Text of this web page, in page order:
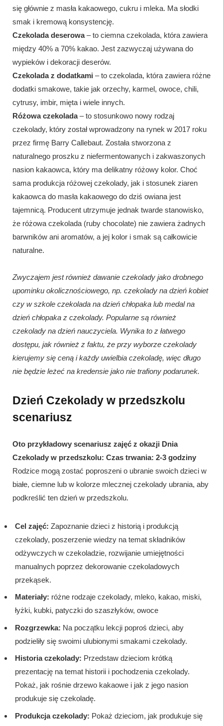
się głównie z masła kakaowego, cukru i mleka. Ma słodki
smak i kremową konsystencję.
Czekolada deserowa– to ciemna czekolada, która zawiera
między 40% a 70% kakao. Jest zazwyczaj używana do
wypieków i dekoracji deserów.
Czekolada z dodatkami – to czekolada, która zawiera różne
dodatki smakowe, takie jak orzechy, karmel, owoce, chili,
cytrusy, imbir, mięta i wiele innych.
Różowa czekolada– to stosunkowo nowy rodzaj
czekolady, który został wprowadzony na rynek w 2017 roku
przez firmę Barry Callebaut. Została stworzona z
naturalnego proszku z niefermentowanych i zakwaszonych
nasion kakaowca, który ma delikatny różowy kolor. Choć
sama produkcja różowej czekolady, jak i stosunek ziaren
kakaowca do masła kakaowego do dziś owiana jest
tajemnicą. Producent utrzymuje jednak twarde stanowisko,
że różowa czekolada (ruby chocolate) nie zawiera żadnych
barwników ani aromatów, a jej kolor i smak są całkowicie
naturalne.
Zwyczajem jest również dawanie czekolady jako drobnego
upominku okolicznościowego, np. czekolady na dzień kobiet
czy w szkole czekolada na dzień chłopaka lub medal na
dzień chłopaka z czekolady. Popularne są również
czekolady na dzień nauczyciela. Wynika to z łatwego
dostępu, jak również z faktu, że przy wyborze czekolady
kierujemy się ceną i każdy uwielbia czekoladę, więc długo
nie będzie leżeć na kredensie jako nie trafiony podarunek.
Dzień Czekolady w przedszkolu
scenariusz
Oto przykładowy scenariusz zajęć z okazji Dnia
Czekolady w przedszkolu: Czas trwania: 2-3 godziny
Rodzice mogą zostać poproszeni o ubranie swoich dzieci w
białe, ciemne lub w kolorze mlecznej czekolady ubrania, aby
podkreślić ten dzień w przedszkolu.
Cel zajęć: Zapoznanie dzieci z historią i produkcją
czekolady, poszerzenie wiedzy na temat składników
odżywczych w czekoladzie, rozwijanie umiejętności
manualnych poprzez dekorowanie czekoladowych
przekąsek.
Materiały: różne rodzaje czekolady, mleko, kakao, miski,
łyżki, kubki, patyczki do szaszłyków, owoce
Rozgrzewka: Na początku lekcji poproś dzieci, aby
podzieliły się swoimi ulubionymi smakami czekolady.
Historia czekolady: Przedstaw dzieciom krótką
prezentację na temat historii i pochodzenia czekolady.
Pokaż, jak rośnie drzewo kakaowe i jak z jego nasion
produkuje się czekoladę.
Produkcja czekolady: Pokaż dzieciom, jak produkuje się